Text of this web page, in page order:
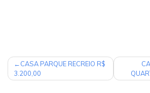
NAVEGAÇÃO
DE
CASA PARQUE RECREIO R$
3.200,00